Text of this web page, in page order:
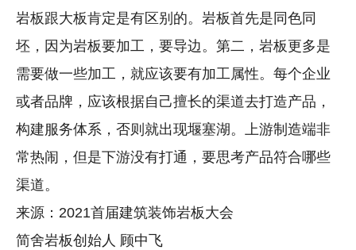
岩板跟大板肯定是有区别的。岩板首先是同色同
坯，因为岩板要加工，要导边。第二，岩板更多是
需要做一些加工，就应该要有加工属性。每个企业
或者品牌，应该根据自己擅长的渠道去打造产品，
构建服务体系，否则就出现堰塞湖。上游制造端非
常热闹，但是下游没有打通，要思考产品符合哪些
渠道。
来源：2021首届建筑装饰岩板大会
简舍岩板创始人 顾中飞